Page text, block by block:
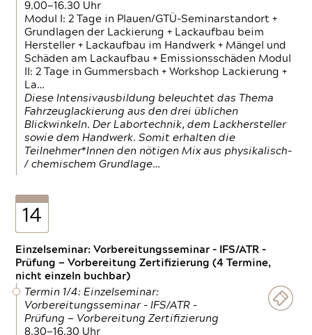
9.00—16.30 Uhr
Modul I: 2 Tage in Plauen/GTÜ-Seminarstandort +
Grundlagen der Lackierung + Lackaufbau beim
Hersteller + Lackaufbau im Handwerk + Mängel und
Schäden am Lackaufbau + Emissionsschäden Modul
II: 2 Tage in Gummersbach + Workshop Lackierung +
La…
Diese Intensivausbildung beleuchtet das Thema
Fahrzeuglackierung aus den drei üblichen
Blickwinkeln. Der Labortechnik, dem Lackhersteller
sowie dem Handwerk. Somit erhalten die
Teilnehmer*Innen den nötigen Mix aus physikalisch-
/ chemischem Grundlage…
14
Einzelseminar: Vorbereitungsseminar - IFS/ATR -
Prüfung — Vorbereitung Zertifizierung (4 Termine,
nicht einzeln buchbar)
Termin 1/4: Einzelseminar:
Vorbereitungsseminar - IFS/ATR -
Prüfung — Vorbereitung Zertifizierung
8.30—16.30 Uhr